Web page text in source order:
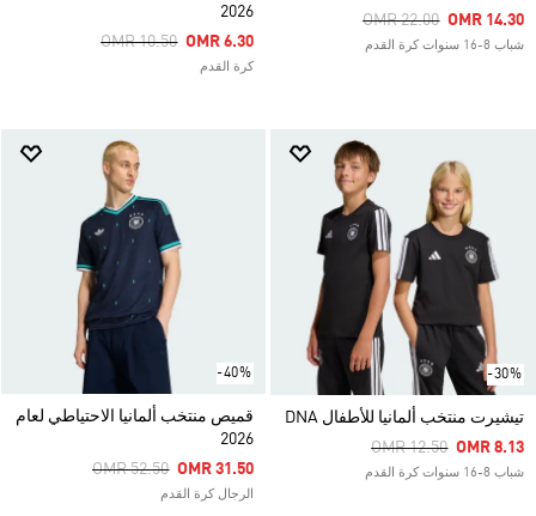
Price Reduced From
OMR 22.00ToOMR 14.30
شباب 8-16 سنوات كرة القدم
2026
Price Reduced From
OMR 10.50ToOMR 6.30
كرة القدم
-30%
تيشيرت منتخب ألمانيا للأطفال DNA
Price Reduced From
OMR 12.50ToOMR 8.13
شباب 8-16 سنوات كرة القدم
-40%
قميص منتخب ألمانيا الاحتياطي لعام
2026
Price Reduced From
OMR 52.50ToOMR 31.50
الرجال كرة القدم